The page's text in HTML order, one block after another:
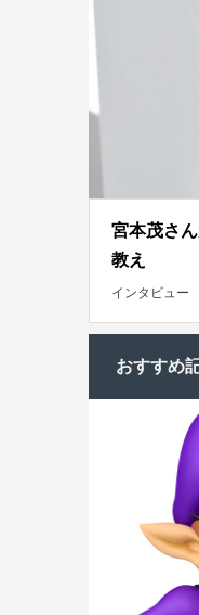
宮本茂さ
教え
インタビュー
おすすめ